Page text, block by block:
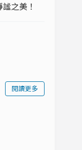
之美！
閱讀更多